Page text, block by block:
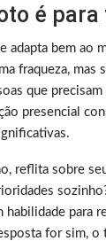
é para
adapta bem ao
fraqueza, mas
que
presencial
reflita sobre
habilidade para
for sim,